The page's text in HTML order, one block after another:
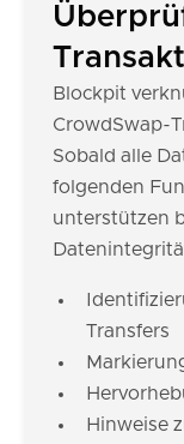
Blockpit
CrowdSwap-
Sobald alle
folgenden
unterstützen
Transfers
Hinweise